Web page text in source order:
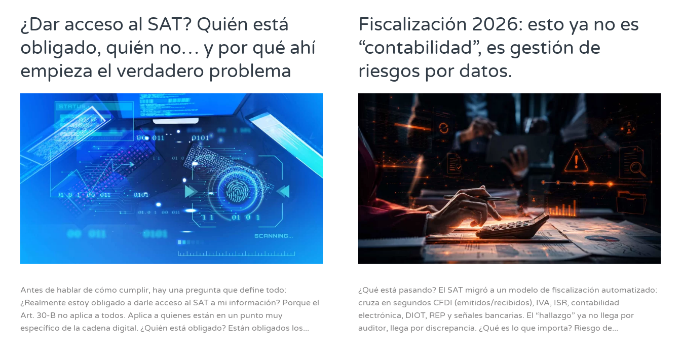
¿Dar acceso al SAT? Quién está
obligado, quién no… y por qué ahí
empieza el verdadero problema
Antes de hablar de cómo cumplir, hay una pregunta que define todo:
¿Realmente estoy obligado a darle acceso al SAT a mi información? Porque el
Art. 30-B no aplica a todos. Aplica a quienes están en un punto muy
específico de la cadena digital. ¿Quién está obligado? Están obligados los...
Fiscalización 2026: esto ya no es
“contabilidad”, es gestión de
riesgos por datos.
¿Qué está pasando? El SAT migró a un modelo de fiscalización automatizado:
cruza en segundos CFDI (emitidos/recibidos), IVA, ISR, contabilidad
electrónica, DIOT, REP y señales bancarias. El “hallazgo” ya no llega por
auditor, llega por discrepancia. ¿Qué es lo que importa? Riesgo de...